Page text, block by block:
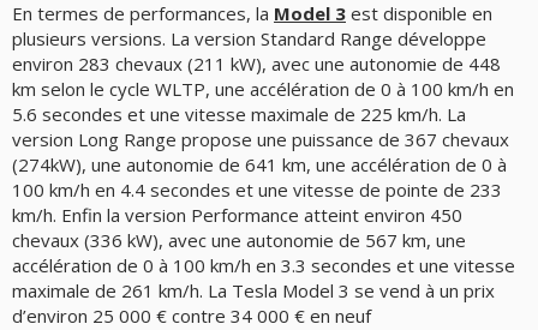
En termes de performances, la Model 3 est disponible en
plusieurs versions. La version Standard Range développe
environ 283 chevaux (211 kW), avec une autonomie de 448
km selon le cycle WLTP, une accélération de 0 à 100 km/h en
5.6 secondes et une vitesse maximale de 225 km/h. La
version Long Range propose une puissance de 367 chevaux
(274kW), une autonomie de 641 km, une accélération de 0 à
100 km/h en 4.4 secondes et une vitesse de pointe de 233
km/h. Enfin la version Performance atteint environ 450
chevaux (336 kW), avec une autonomie de 567 km, une
accélération de 0 à 100 km/h en 3.3 secondes et une vitesse
maximale de 261 km/h. La Tesla Model 3 se vend à un prix
d’environ 25 000 € contre 34 000 € en neuf